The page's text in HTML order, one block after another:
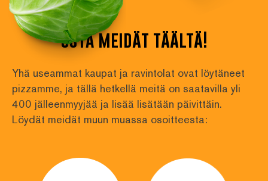
osta meidät täältä!
Yhä useammat kaupat ja ravintolat ovat löytäneet
pizzamme, ja tällä hetkellä meitä on saatavilla yli
400 jälleenmyyjää ja lisää lisätään päivittäin.
Löydät meidät muun muassa osoitteesta: